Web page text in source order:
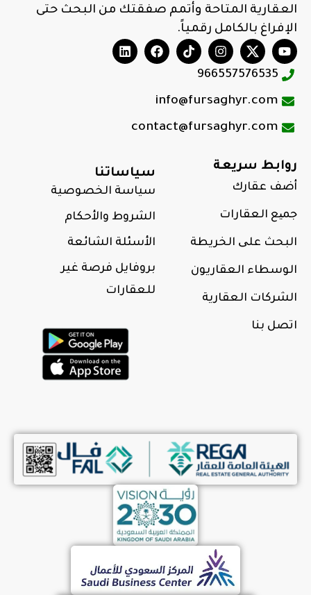
العقارية المتاحة وأتمم صفقتك من البحث حتى
الإفراغ بالكامل رقمياً.
966557576535
info@fursaghyr.com
contact@fursaghyr.com
روابط سريعة
أضف عقارك
جمیع العقارات
البحث علی الخريطة
الوسطاء العقاريون
الشركات العقارية
اتصل بنا
سياساتنا
سياسة الخصوصية
الشروط والأحكام
الأسئلة الشائعة
بروفايل فرصة غير
للعقارات